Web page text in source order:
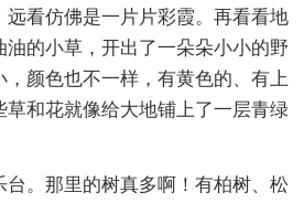
看仿佛是一片片彩霞。再看看地
油的小草，开出了一朵朵小小的野
颜色也不一样，有黄色的、有上
和花就像给大地铺上了一层青绿
台。那里的树真多啊！有柏树、松